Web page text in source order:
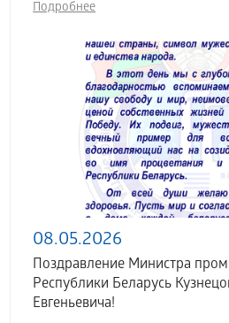
Подробнее
08.05.2026
Поздравление Министра
Республики Беларусь
Евгеньевича!